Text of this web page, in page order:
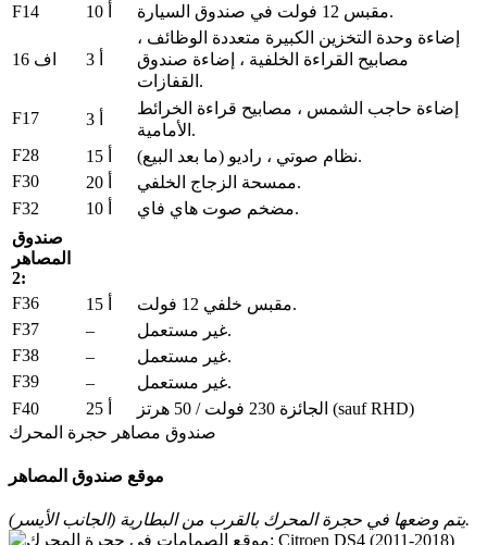
F14
مقبس 12 فولت في صندوق السيارة.
اف 16
إضاءة وحدة التخزين الكبيرة متعددة الوظائف ،
مصابيح القراءة الخلفية ، إضاءة صندوق
القفازات.
F17
إضاءة حاجب الشمس ، مصابيح قراءة الخرائط
الأمامية.
F28
نظام صوتي ، راديو (ما بعد البيع).
F30
ممسحة الزجاج الخلفي.
F32
مضخم صوت هاي فاي.
صندوق
المصاهر
2:
F36
مقبس خلفي 12 فولت.
F37
–
غير مستعمل.
F38
–
غير مستعمل.
F39
–
غير مستعمل.
F40
الجائزة 230 فولت / 50 هرتز (sauf RHD)
صندوق مصاهر حجرة المحرك
موقع صندوق المصاهر
يتم وضعها في حجرة المحرك بالقرب من البطارية (الجانب الأيسر).